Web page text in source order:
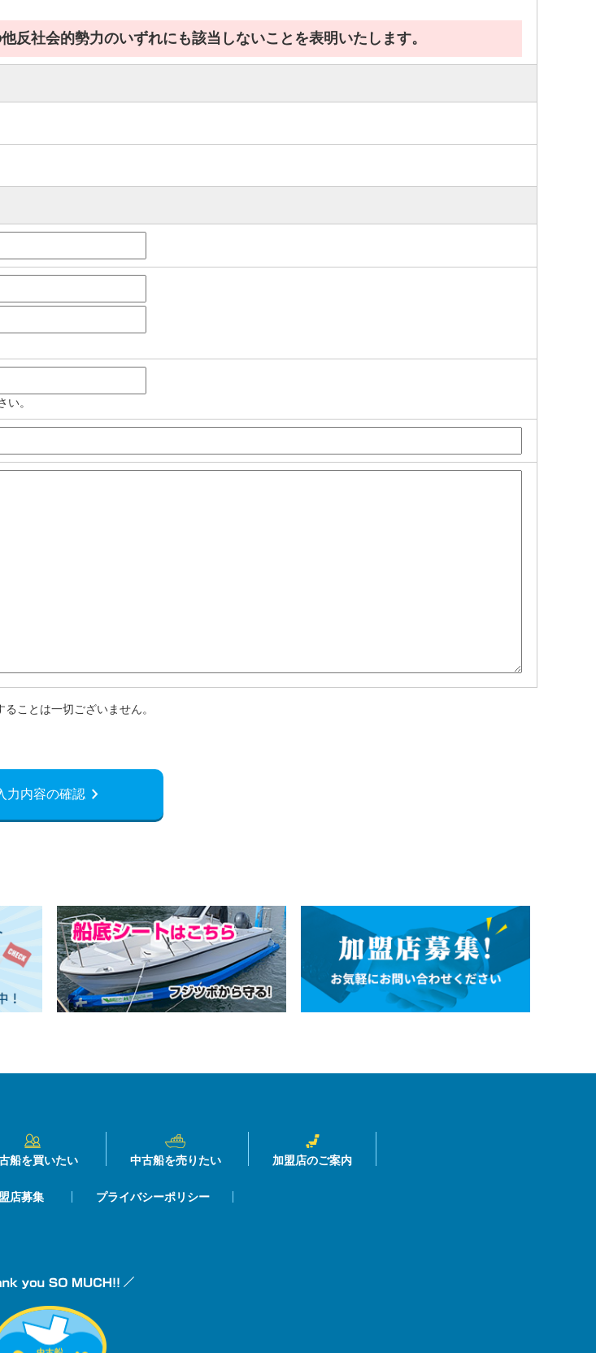
社会的勢力のいずれにも該当しないことを表明いたします。
。
ことは一切ございません。
力内容の確認 navigate_next
船を買いたい 中古船を売りたい 加盟店のご案内
店募集 プライバシーポリシー